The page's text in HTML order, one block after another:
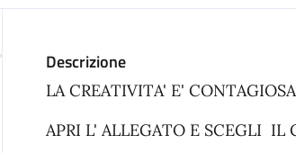
Descrizione
LA CREATIVITA' E'
APRI L' ALLEGATO E SCEGLI IL